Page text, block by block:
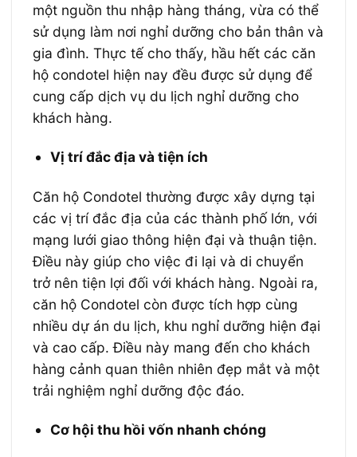
một nguồn thu nhập hàng tháng, vừa có thể
sử dụng làm nơi nghỉ dưỡng cho bản thân và
gia đình. Thực tế cho thấy, hầu hết các căn
hộ condotel hiện nay đều được sử dụng để
cung cấp dịch vụ du lịch nghỉ dưỡng cho
khách hàng.
Vị trí đắc địa và tiện ích
Căn hộ Condotel thường được xây dựng tại
các vị trí đắc địa của các thành phố lớn, với
mạng lưới giao thông hiện đại và thuận tiện.
Điều này giúp cho việc đi lại và di chuyển
trở nên tiện lợi đối với khách hàng. Ngoài ra,
căn hộ Condotel còn được tích hợp cùng
nhiều dự án du lịch, khu nghỉ dưỡng hiện đại
và cao cấp. Điều này mang đến cho khách
hàng cảnh quan thiên nhiên đẹp mắt và một
trải nghiệm nghỉ dưỡng độc đáo.
Cơ hội thu hồi vốn nhanh chóng